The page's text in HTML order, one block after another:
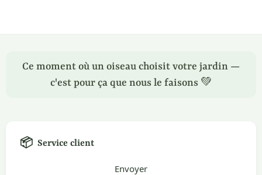
Ce moment où un oiseau choisit votre jardin —
c'est pour ça que nous le faisons 💚
📦 Service client
Envoyer